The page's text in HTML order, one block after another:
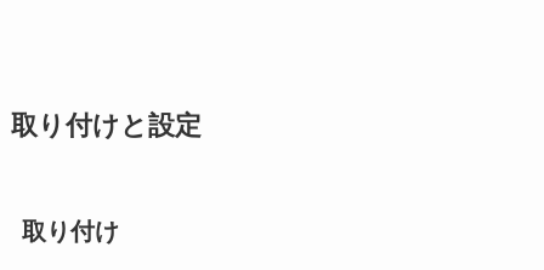
取り付けと設定
取り付け